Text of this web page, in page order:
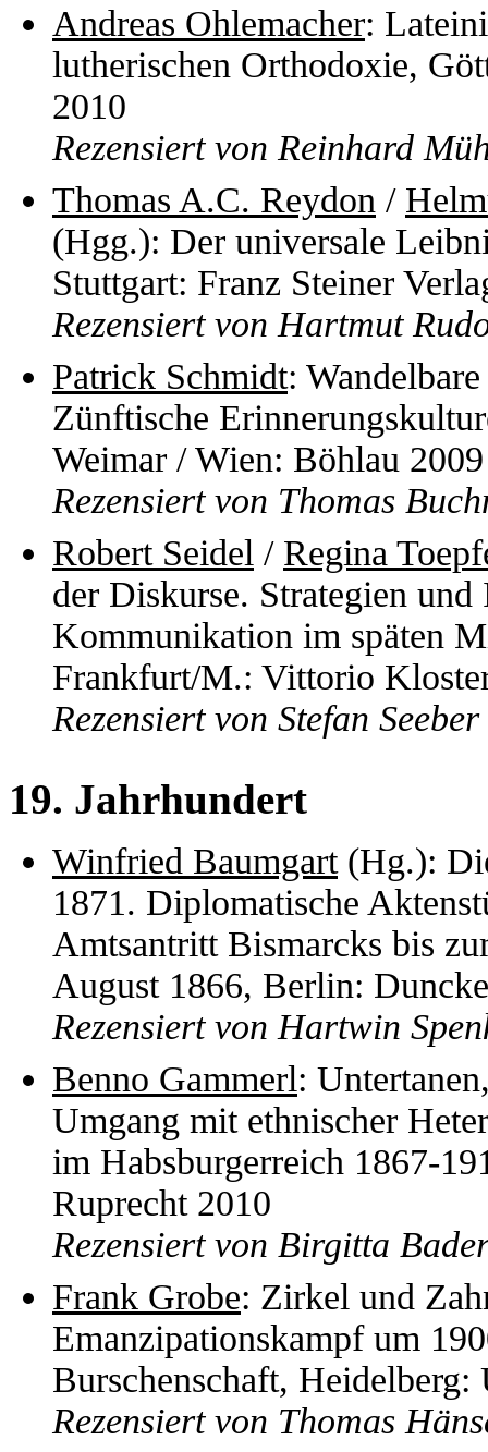
Andreas Ohlemacher:
lutherischen Orthodoxie,
2010
Rezensiert von Reinhard
Thomas A.C. Reydon /
(Hgg.): Der universale
Stuttgart: Franz Steiner
Rezensiert von Hartmut
Patrick Schmidt:
Zünftische
Weimar / Wien: Böhlau 2009
Rezensiert von Thomas
Robert Seidel / Regina
der Diskurse. Strategien
Kommunikation im späten
Frankfurt/M.: Vittorio
Rezensiert von Stefan Seeber
19. Jahrhundert
Winfried Baumgart(Hg.):
1871. Diplomatische
Amtsantritt Bismarcks bis
August 1866, Berlin:
Rezensiert von Hartwin
Benno Gammerl:
Umgang mit ethnischer
im Habsburgerreich 1867-
Ruprecht 2010
Rezensiert von Birgitta
Frank Grobe: Zirkel und
Emanzipationskampf um
Burschenschaft,
Rezensiert von Thomas